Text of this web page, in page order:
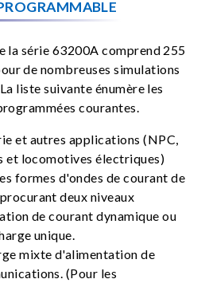
la série 63200A comprend 255
de nombreuses simulations
liste suivante énumère les
courantes.
et autres applications (NPC,
et locomotives électriques)
formes d'ondes de courant de
deux niveaux
de courant dynamique ou
unique.
mixte d'alimentation de
(Pour les